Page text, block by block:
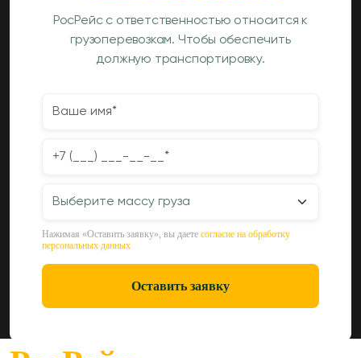
РосРейс с ответственностью относится к
грузоперевозкам. Чтобы обеспечить
должную транспортировку.
Нажимая «Оставить заявку», вы даете согласие на обработку
персональных данных
Оставить заявку